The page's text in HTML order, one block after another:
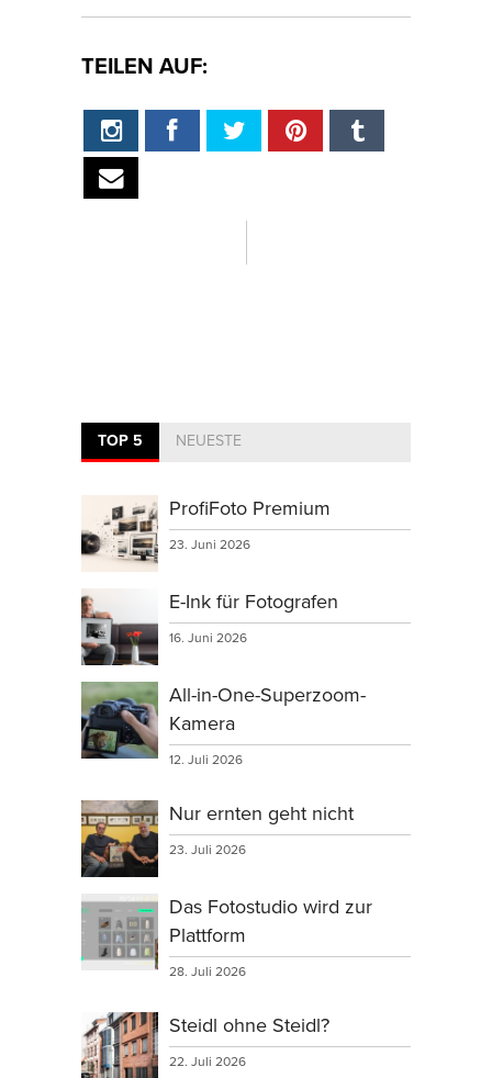
TEILEN AUF:
TOP 5 NEUESTE
ProfiFoto Premium
23. Juni 2026
E-Ink für Fotografen
16. Juni 2026
All-in-One-Superzoom-
Kamera
12. Juli 2026
Nur ernten geht nicht
23. Juli 2026
Das Fotostudio wird zur
Plattform
28. Juli 2026
Steidl ohne Steidl?
22. Juli 2026